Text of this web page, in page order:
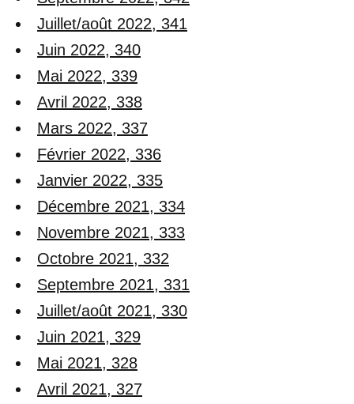
Juillet/août 2022, 341
Juin 2022, 340
Mai 2022, 339
Avril 2022, 338
Mars 2022, 337
Février 2022, 336
Janvier 2022, 335
Décembre 2021, 334
Novembre 2021, 333
Octobre 2021, 332
Septembre 2021, 331
Juillet/août 2021, 330
Juin 2021, 329
Mai 2021, 328
Avril 2021, 327